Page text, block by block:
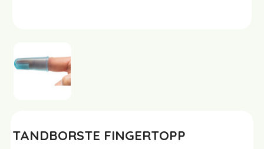
TANDBORSTE FINGERTOPP